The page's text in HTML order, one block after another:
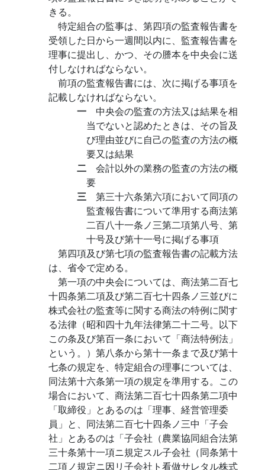
きる。
特定組合の監事は、第四項の監査報告書を
受領した日から一週間以内に、監査報告書を
理事に提出し、かつ、その謄本を中央会に送
付しなければならない。
前項の監査報告書には、次に掲げる事項を
記載しなければならない。
一 中央会の監査の方法又は結果を相
当でないと認めたときは、その旨及
び理由並びに自己の監査の方法の概
要又は結果
二 会計以外の業務の監査の方法の概
要
三 第三十六条第六項において同項の
監査報告書について準用する商法第
二百八十一条ノ三第二項第八号、第
十号及び第十一号に掲げる事項
第四項及び第七項の監査報告書の記載方法
は、省令で定める。
第一項の中央会については、商法第二百七
十四条第二項及び第二百七十四条ノ三並びに
株式会社の監査等に関する商法の特例に関す
る法律（昭和四十九年法律第二十二号。以下
この条及び第百一条において「商法特例法」
という。）第八条から第十一条まで及び第十
七条の規定を、特定組合の理事については、
同法第十六条第一項の規定を準用する。この
場合において、商法第二百七十四条第二項中
「取締役」とあるのは「理事、経営管理委
員」と、同法第二百七十四条ノ三中「子会
社」とあるのは「子会社（農業協同組合法第
三十条第十一項ニ規定スル子会社（同条第十
二項ノ規定ニ因リ子会社ト看做サレタル株式